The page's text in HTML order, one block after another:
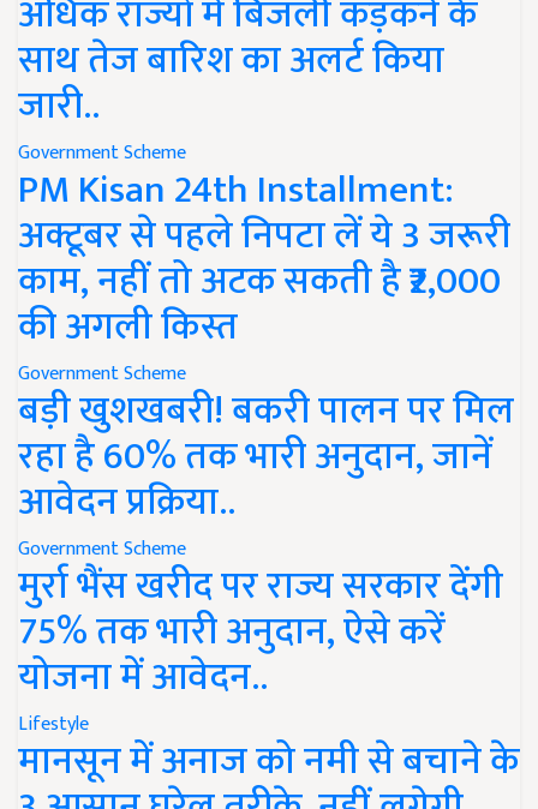
अधिक राज्यों में बिजली कड़कने के
साथ तेज बारिश का अलर्ट किया
जारी..
Government Scheme
PM Kisan 24th Installment:
अक्टूबर से पहले निपटा लें ये 3 जरूरी
काम, नहीं तो अटक सकती है ₹2,000
की अगली किस्त
Government Scheme
बड़ी खुशखबरी! बकरी पालन पर मिल
रहा है 60% तक भारी अनुदान, जानें
आवेदन प्रक्रिया..
Government Scheme
मुर्रा भैंस खरीद पर राज्य सरकार देंगी
75% तक भारी अनुदान, ऐसे करें
योजना में आवेदन..
Lifestyle
मानसून में अनाज को नमी से बचाने के